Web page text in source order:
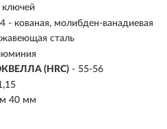
- кованая, молибден-ванадиевая
сталь
(HRC) - 55-56
40 мм